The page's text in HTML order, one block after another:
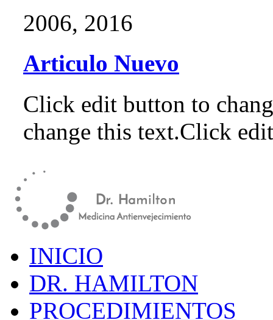
2006, 2016
Articulo Nuevo
Click edit button to
change this text.Click
INICIO
DR. HAMILTON
PROCEDIMIENTOS